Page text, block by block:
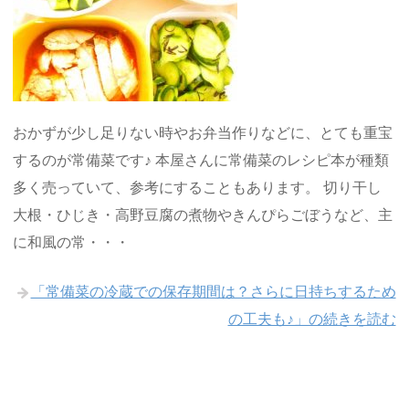
おかずが少し足りない時やお弁当作りなどに、とても重宝
するのが常備菜です♪ 本屋さんに常備菜のレシピ本が種類
多く売っていて、参考にすることもあります。 切り干し
大根・ひじき・高野豆腐の煮物やきんぴらごぼうなど、主
に和風の常・・・
「常備菜の冷蔵での保存期間は？さらに日持ちするため
の工夫も♪」の続きを読む